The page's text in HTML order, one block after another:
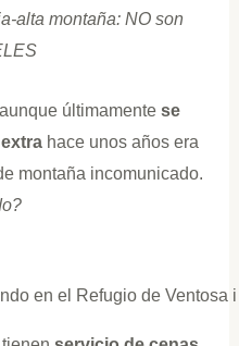
alta montaña: NO son
últimamente se
hace unos años era
montaña incomunicado.
en el Refugio de Ventosa